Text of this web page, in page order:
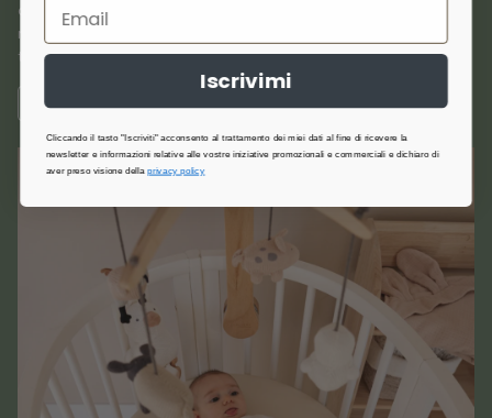
cashmere e materiali riciclati, scelti per la loro traspirabilità,
morbidezza e delicatezza sulla pelle. Anallergici, antibatterici e
termoregolatori,offrono comfort e protezione in ogni stagione.
SCOPRI DI PIÙ
Iscrivimi
Cliccando il tasto "Iscriviti" acconsento al trattamento dei miei dati al fine di ricevere la
newsletter e informazioni relative alle vostre iniziative promozionali e commerciali e dichiaro di
aver preso visione dellaprivacy policy